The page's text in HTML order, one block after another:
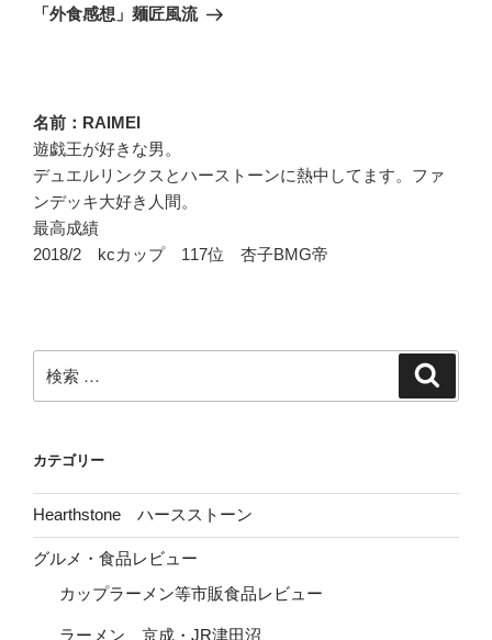
ゲ
ン
稿
の
「外食感想」麺匠風流
名前：RAIMEI
遊戯王が好きな男。
デュエルリンクスとハーストーンに熱中してます。ファ
ンデッキ大好き人間。
最高成績
2018/2 kcカップ 117位 杏子BMG帝
索:
カテゴリー
Hearthstone ハースストーン
グルメ・食品レビュー
カップラーメン等市販食品レビュー
ラーメン 京成・JR津田沼